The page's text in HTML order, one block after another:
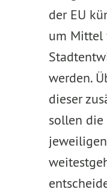
der EU
um Mittel
werden.
dieser
sollen